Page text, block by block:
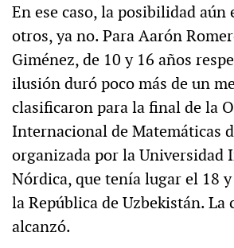
En ese caso, la posibilidad aún
otros, ya no. Para Aarón
Giménez, de 10 y 16 años
ilusión duró poco más de un
clasificaron para la final de la
Internacional de Matemáticas
organizada por la Universidad
Nórdica, que tenía lugar el 18
la República de Uzbekistán. La
alcanzó.